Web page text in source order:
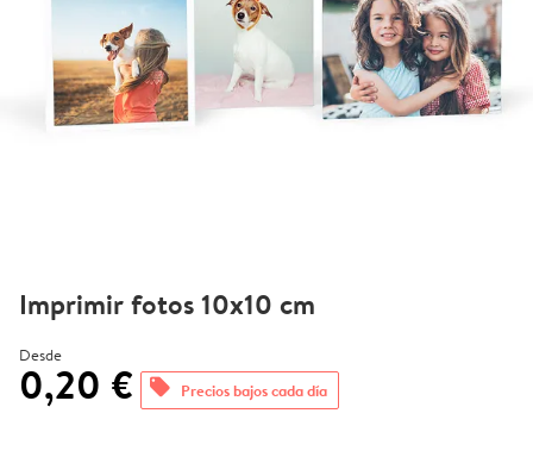
Imprimir fotos 10x10 cm
Desde
0,20 € offers Precios bajos cada día